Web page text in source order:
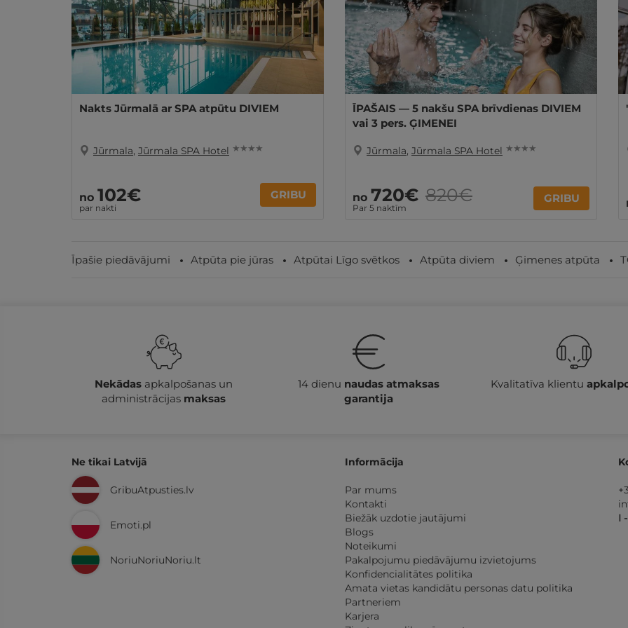
Nakts Jūrmalā ar SPA atpūtu DIVIEM
Jūrmala, Jūrmala SPA Hotel ★ ★ ★ ★
no 102€
par nakti
GRIBU
ĪPAŠAIS — 5 nakšu SPA brīvdienas DIVIEM
vai 3 pers. ĢIMENEI
Jūrmala, Jūrmala SPA Hotel ★ ★ ★ ★
no 720€
Par 5 naktīm
820€ GRIBU
Īpašie piedāvājumi Atpūta pie jūras Atpūtai Līgo svētkos Atpūta diviem Ģimenes atpūta
Nekādasapkalpošanas un
administrācijas maksas
14 dienu naudas atmaksas
garantija
Kvalitatīva klientu
Ne tikai Latvijā
GribuAtpusties.lv
Emoti.pl
NoriuNoriuNoriu.lt
Informācija
Par mums
Kontakti
Biežāk uzdotie jautājumi
Blogs
Noteikumi
Pakalpojumu piedāvājumu izvietojums
Konfidencialitātes politika
Amata vietas kandidātu personas datu politika
Partneriem
Karjera
I